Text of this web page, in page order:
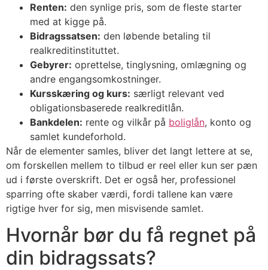
Renten: den synlige pris, som de fleste starter
med at kigge på.
Bidragssatsen: den løbende betaling til
realkreditinstituttet.
Gebyrer: oprettelse, tinglysning, omlægning og
andre engangsomkostninger.
Kursskæring og kurs: særligt relevant ved
obligationsbaserede realkreditlån.
Bankdelen: rente og vilkår på boliglån, konto og
samlet kundeforhold.
Når de elementer samles, bliver det langt lettere at se,
om forskellen mellem to tilbud er reel eller kun ser pæn
ud i første overskrift. Det er også her, professionel
sparring ofte skaber værdi, fordi tallene kan være
rigtige hver for sig, men misvisende samlet.
Hvornår bør du få regnet på
din bidragssats?